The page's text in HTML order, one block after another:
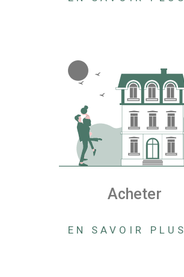
Acheter
EN SAVOIR PLUS